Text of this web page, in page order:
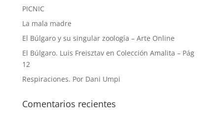
PICNIC
La mala madre
El Búlgaro y su singular zoología – Arte Online
El Búlgaro. Luis Freisztav en Colección Amalita – Pág
12
Respiraciones. Por Dani Umpi
Comentarios recientes